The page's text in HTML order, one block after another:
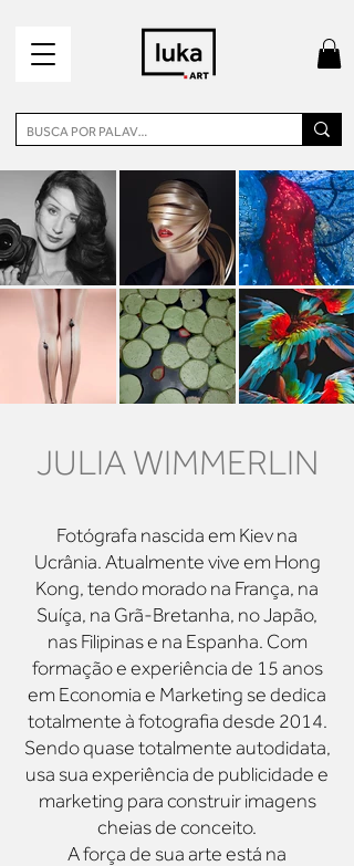
JULIA WIMMERLIN
Fotógrafa nascida em Kiev na
Ucrânia. Atualmente vive em Hong
Kong, tendo morado na França, na
Suíça, na Grã-Bretanha, no Japão,
nas Filipinas e na Espanha. Com
formação e experiência de 15 anos
em Economia e Marketing se dedica
totalmente à fotografia desde 2014.
Sendo quase totalmente autodidata,
usa sua experiência de publicidade e
marketing para construir imagens
cheias de conceito.
A força de sua arte está na